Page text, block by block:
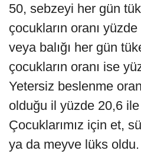
50, sebzeyi her gün
çocukların oranı
veya balığı her gün
çocukların oranı ise
Yetersiz beslenme
olduğu il yüzde 20,6
Çocuklarımız için et,
ya da meyve lüks oldu.